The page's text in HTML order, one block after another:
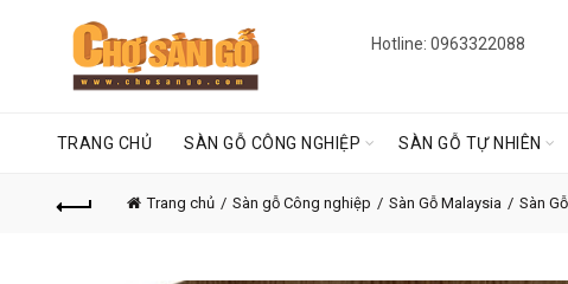
Hotline: 0963322088
TRANG CHỦ SÀN GỖ CÔNG NGHIỆP SÀN GỖ TỰ NHIÊN
Trang chủ Sàn gỗ Công nghiệp Sàn Gỗ Malaysia Sàn